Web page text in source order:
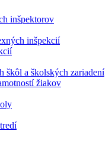
inšpektorov
inšpekcií
škôl a školských zariadení
žiakov